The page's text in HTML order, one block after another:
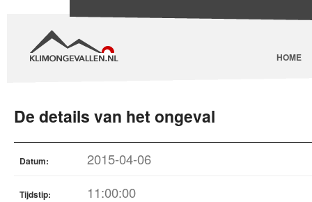
HOME
De details van het ongeval
Datum: 2015-04-06
Tijdstip: 11:00:00